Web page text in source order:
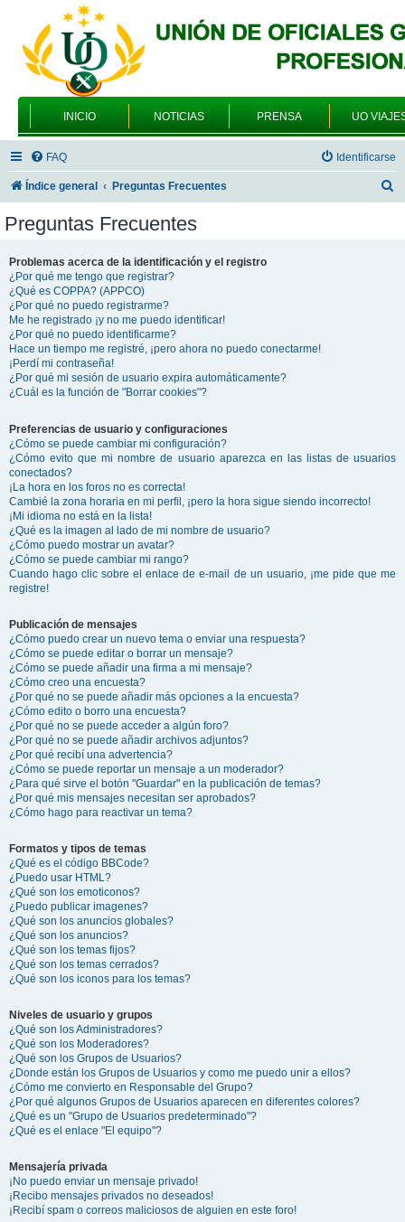
INICIO NOTICIAS PRENSA UO
FAQ Identificarse
Índice general Preguntas Frecuentes
Preguntas Frecuentes
Problemas acerca de la identificación y el registro
¿Por qué me tengo que registrar?
¿Qué es COPPA? (APPCO)
¿Por qué no puedo registrarme?
Me he registrado ¡y no me puedo identificar!
¿Por qué no puedo identificarme?
Hace un tiempo me registré, ¡pero ahora no puedo conectarme!
¡Perdí mi contraseña!
¿Por qué mi sesión de usuario expira automáticamente?
¿Cuál es la función de "Borrar cookies"?
Preferencias de usuario y configuraciones
¿Cómo se puede cambiar mi configuración?
¿Cómo evito que mi nombre de usuario aparezca en las listas de usuarios
conectados?
¡La hora en los foros no es correcta!
Cambié la zona horaria en mi perfil, ¡pero la hora sigue siendo incorrecto!
¡Mi idioma no está en la lista!
¿Qué es la imagen al lado de mi nombre de usuario?
¿Cómo puedo mostrar un avatar?
¿Cómo se puede cambiar mi rango?
Cuando hago clic sobre el enlace de e-mail de un usuario, ¡me pide que me
registre!
Publicación de mensajes
¿Cómo puedo crear un nuevo tema o enviar una respuesta?
¿Cómo se puede editar o borrar un mensaje?
¿Cómo se puede añadir una firma a mi mensaje?
¿Cómo creo una encuesta?
¿Por qué no se puede añadir más opciones a la encuesta?
¿Cómo edito o borro una encuesta?
¿Por qué no se puede acceder a algún foro?
¿Por qué no se puede añadir archivos adjuntos?
¿Por qué recibí una advertencia?
¿Cómo se puede reportar un mensaje a un moderador?
¿Para qué sirve el botón "Guardar" en la publicación de temas?
¿Por qué mis mensajes necesitan ser aprobados?
¿Cómo hago para reactivar un tema?
Formatos y tipos de temas
¿Qué es el código BBCode?
¿Puedo usar HTML?
¿Qué son los emoticonos?
¿Puedo publicar imagenes?
¿Qué son los anuncios globales?
¿Qué son los anuncios?
¿Qué son los temas fijos?
¿Qué son los temas cerrados?
¿Qué son los iconos para los temas?
Niveles de usuario y grupos
¿Qué son los Administradores?
¿Qué son los Moderadores?
¿Qué son los Grupos de Usuarios?
¿Donde están los Grupos de Usuarios y como me puedo unir a ellos?
¿Cómo me convierto en Responsable del Grupo?
¿Por qué algunos Grupos de Usuarios aparecen en diferentes colores?
¿Qué es un "Grupo de Usuarios predeterminado"?
¿Qué es el enlace "El equipo"?
Mensajería privada
¡No puedo enviar un mensaje privado!
¡Recibo mensajes privados no deseados!
¡Recibí spam o correos maliciosos de alguien en este foro!